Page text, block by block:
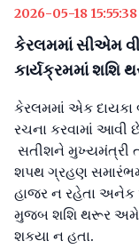
2026-05-18 15:55:38
કેરલમમાં સીએમ
કાર્યક્રમમાં શશિ
કેરલમમાં એક દાયકા
રચના કરવામાં આવી
સતીશને મુખ્યમંત્રી
શપથ ગ્રહણ
હાજર ન રહેતા અનેક
મુજબ શશિ થરૂર
શકયા ન હતા.